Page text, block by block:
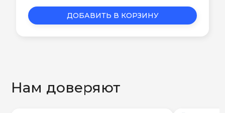
ДОБАВИТЬ В КОРЗИНУ
Нам доверяют